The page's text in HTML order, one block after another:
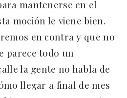
mantenerse en el
moción le viene bien.
en contra y que no
parece todo un
la gente no habla de
llegar a final de mes